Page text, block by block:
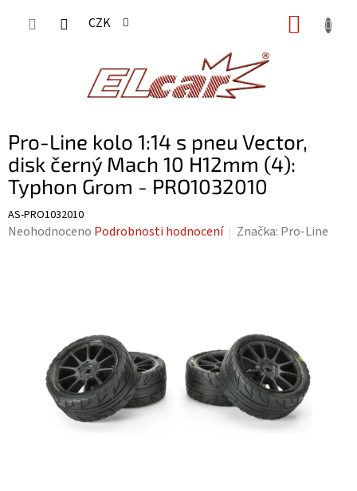
CZK
Pro-Line kolo 1:14 s pneu Vector,
disk černý Mach 10 H12mm (4):
Typhon Grom - PRO1032010
AS-PRO1032010
Průměrné
hvězdiček.
Neohodnoceno Podrobnosti hodnocení Značka: Pro-Line